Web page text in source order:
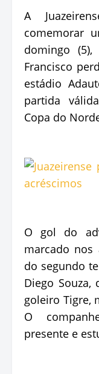
A
comemorar
domingo
Francisco
estádio
partida
Copa do
O gol do
marcado nos
do segundo
Diego
goleiro Tigre,
O
presente e